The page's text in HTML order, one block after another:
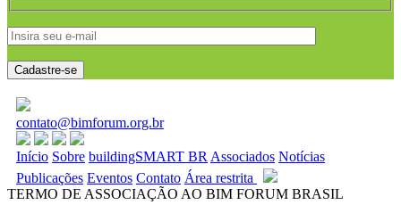
contato@bimforum.org.br
Início Sobre buildingSMART BR Associados Notícias
Publicações Eventos Contato Área restrita
TERMO DE ASSOCIAÇÃO AO BIM FORUM BRASIL